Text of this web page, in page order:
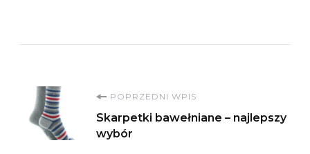
Nawigacja
wpisu
POPRZEDNI WPIS
Skarpetki bawełniane – najlepszy
wybór